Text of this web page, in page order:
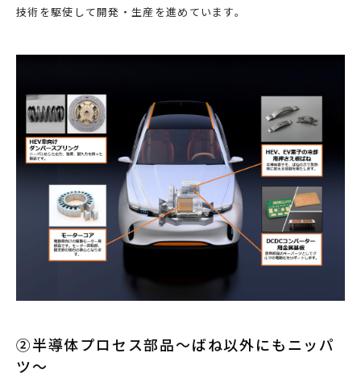
技術を駆使して開発・生産を進めています。
②半導体プロセス部品～ばね以外にもニッパ
ツ～